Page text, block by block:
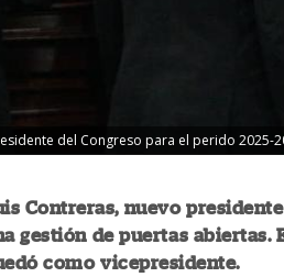
del Congreso para el perido 2025-
Contreras, nuevo
gestión de puertas abiertas.
como vicepresidente.